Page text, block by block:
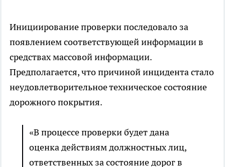
Инициирование проверки последовало за
появлением соответствующей информации в
средствах массовой информации.
Предполагается, что причиной инцидента стало
неудовлетворительное техническое состояние
дорожного покрытия.
«В процессе проверки будет дана
оценка действиям должностных лиц,
ответственных за состояние дорог в